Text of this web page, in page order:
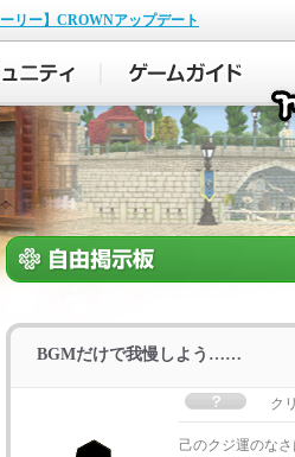
ーリー】CROWNアップデート
BGMだけで我慢しよう……
ク
己のクジ運のな